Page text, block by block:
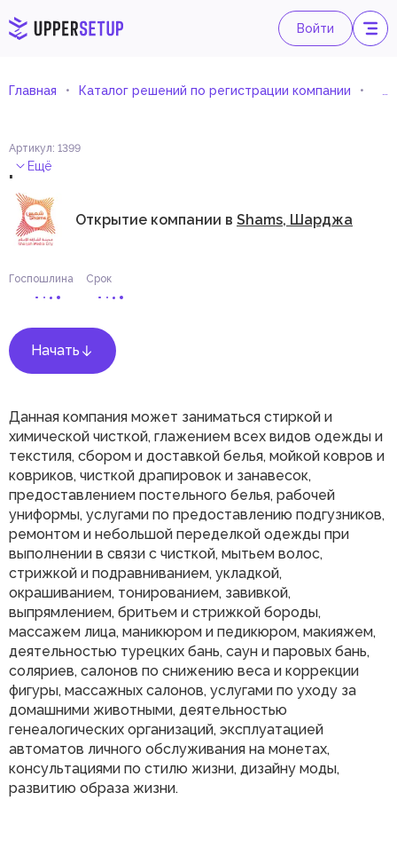
Войти
Главная Каталог решений по регистрации компании
Артикул: 1399
. Ещё
Открытие компании в Shams, Шарджа
Госпошлина Срок
Начать
Данная компания может заниматься стиркой и
химической чисткой, глажением всех видов одежды и
текстиля, сбором и доставкой белья, мойкой ковров и
ковриков, чисткой драпировок и занавесок,
предоставлением постельного белья, рабочей
униформы, услугами по предоставлению подгузников,
ремонтом и небольшой переделкой одежды при
выполнении в связи с чисткой, мытьем волос,
стрижкой и подравниванием, укладкой,
окрашиванием, тонированием, завивкой,
выпрямлением, бритьем и стрижкой бороды,
массажем лица, маникюром и педикюром, макияжем,
деятельностью турецких бань, саун и паровых бань,
соляриев, салонов по снижению веса и коррекции
фигуры, массажных салонов, услугами по уходу за
домашними животными, деятельностью
генеалогических организаций, эксплуатацией
автоматов личного обслуживания на монетах,
консультациями по стилю жизни, дизайну моды,
развитию образа жизни.